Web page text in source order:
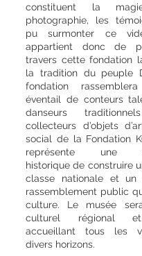
constituent la
photographie, les
pu surmonter ce
appartient donc de
travers cette fondation
la tradition du peuple
fondation
éventail de conteurs
danseurs
collecteurs d’objets
social de la Fondation
représente une
historique de construire
classe nationale et un
rassemblement public
culture. Le musée
culturel régional
accueillant tous les
divers horizons.